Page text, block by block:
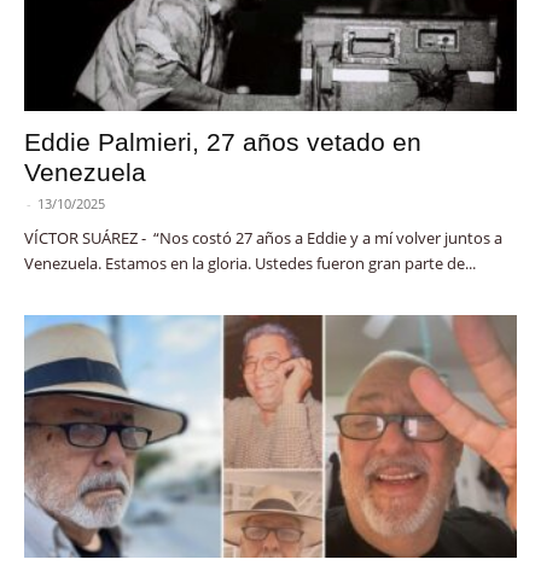
Eddie Palmieri, 27 años vetado en
Venezuela
- 13/10/2025
VÍCTOR SUÁREZ - “Nos costó 27 años a Eddie y a mí volver juntos a
Venezuela. Estamos en la gloria. Ustedes fueron gran parte de...